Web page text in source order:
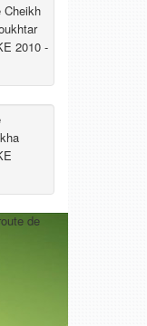
Cheikh
2010 -
de